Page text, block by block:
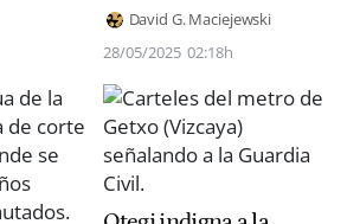
David G. Maciejewski
28/05/2025 02:18h